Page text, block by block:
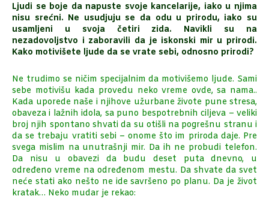
Ljudi se boje da napuste svoje kancelarije, iako u njima
nisu srećni. Ne usudjuju se da odu u prirodu, iako su
usamljeni u svoja četiri zida. Navikli su na
nezadovoljstvo i zaboravili da je iskonski mir u prirodi.
Kako motivišete ljude da se vrate sebi, odnosno prirodi?
Ne trudimo se ničim specijalnim da motivišemo ljude. Sami
sebe motivišu kada provedu neko vreme ovde, sa nama..
Kada uporede naše i njihove užurbane živote pune stresa,
obaveza i lažnih idola, sa puno bespotrebnih ciljeva – veliki
broj njih spontano shvati da su otišli na pogrešnu stranu i
da se trebaju vratiti sebi – onome što im priroda daje. Pre
svega mislim na unutrašnji mir. Da ih ne probudi telefon.
Da nisu u obavezi da budu deset puta dnevno, u
određeno vreme na određenom mestu. Da shvate da svet
neće stati ako nešto ne ide savršeno po planu. Da je život
kratak… Neko mudar je rekao: